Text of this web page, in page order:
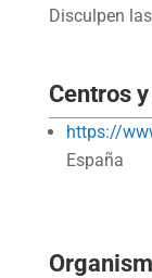
Disculpen
Centros
https://
España